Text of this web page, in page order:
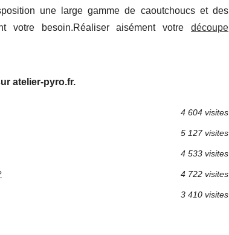
une large gamme de caoutchoucs et des
votre besoin.Réaliser aisément votre découpe
atelier-pyro.fr.
4 604 visites
5 127 visites
4 533 visites
4 722 visites
3 410 visites